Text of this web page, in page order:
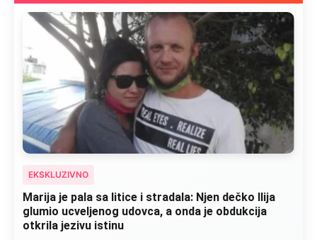
EKSKLUZIVNO
Marija je pala sa litice i stradala: Njen dečko Ilija
glumio ucveljenog udovca, a onda je obdukcija
otkrila jezivu istinu